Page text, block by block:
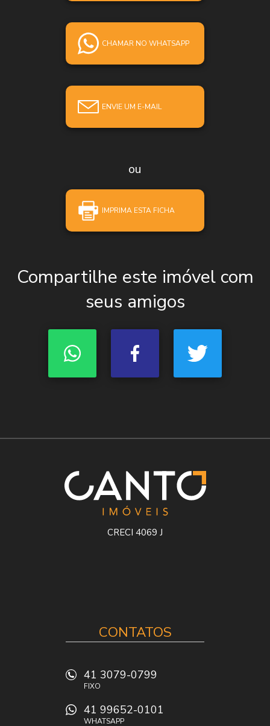
CHAMAR NO WHATSAPP
ENVIE UM E-MAIL
ou
IMPRIMA ESTA FICHA
Compartilhe este imóvel com
seus amigos
CRECI 4069 J
CONTATOS
41 3079-0799
FIXO
41 99652-0101
WHATSAPP